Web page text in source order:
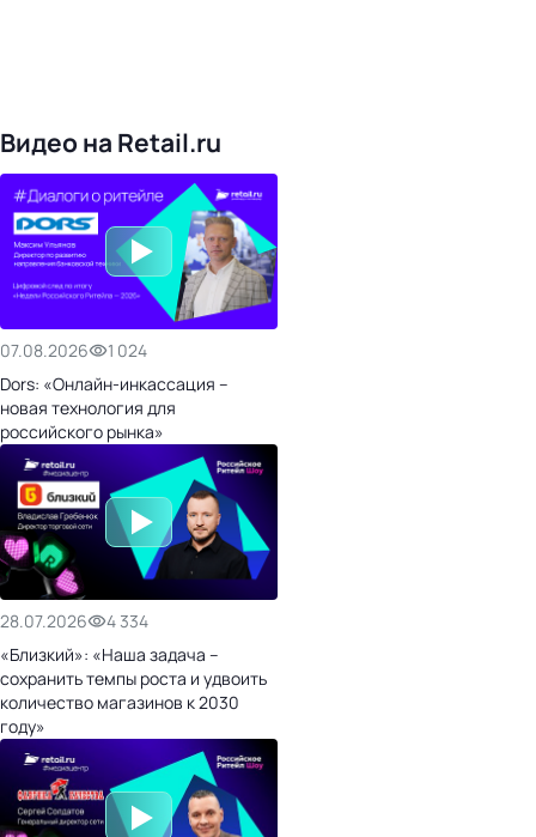
Видео на Retail.ru
07.08.2026
1 024
Dors: «Онлайн-инкассация –
новая технология для
российского рынка»
28.07.2026
4 334
«Близкий»: «Наша задача –
сохранить темпы роста и удвоить
количество магазинов к 2030
году»